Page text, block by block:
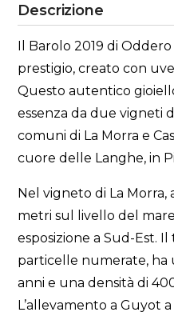
Descrizione
Il Barolo 2019 di
prestigio, creato con
Questo autentico
essenza da due vigneti
comuni di La Morra e
cuore delle Langhe, in
Nel vigneto di La
metri sul livello del
esposizione a Sud-Est.
particelle numerate, ha
anni e una densità di
L’allevamento a Guyot